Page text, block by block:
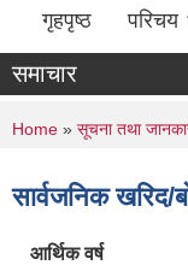
गृहपृष्ठ परिचय
समाचार
You are
Home » सूचना तथा
सार्वजनिक खरिद/
आर्थिक वर्ष